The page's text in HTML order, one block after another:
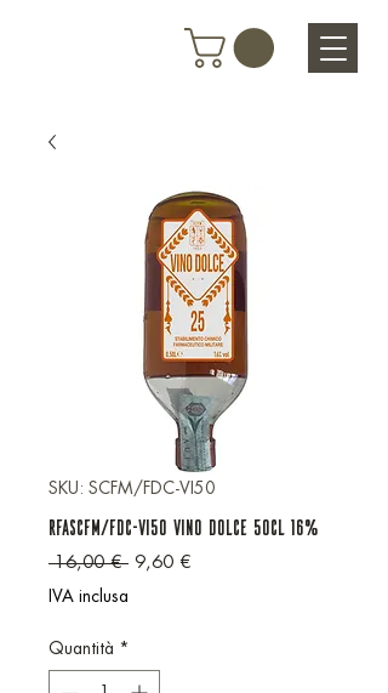
SKU: SCFM/FDC-VI50
RFASCFM/FDC-VI50 VINO DOLCE 50cl 16%
16,00 € Prezzo regolare
9,60 €
IVA inclusa
Quantità *